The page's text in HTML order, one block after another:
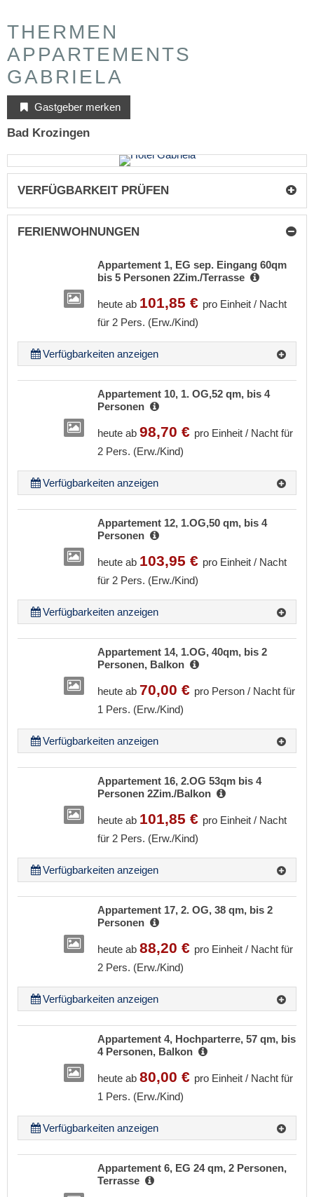
THERMEN
APPARTEMENTS
GABRIELA
Gastgeber merken
Bad Krozingen
VERFÜGBARKEIT PRÜFEN
FERIENWOHNUNGEN
Appartement 1, EG sep. Eingang 60qm
bis 5 Personen 2Zim./Terrasse
heute ab 101,85 € pro Einheit / Nacht
für 2 Pers. (Erw./Kind)
Verfügbarkeiten anzeigen
Appartement 10, 1. OG,52 qm, bis 4
Personen
heute ab 98,70 € pro Einheit / Nacht für
2 Pers. (Erw./Kind)
Verfügbarkeiten anzeigen
Appartement 12, 1.OG,50 qm, bis 4
Personen
heute ab 103,95 € pro Einheit / Nacht
für 2 Pers. (Erw./Kind)
Verfügbarkeiten anzeigen
Appartement 14, 1.OG, 40qm, bis 2
Personen, Balkon
heute ab 70,00 € pro Person / Nacht für
1 Pers. (Erw./Kind)
Verfügbarkeiten anzeigen
Appartement 16, 2.OG 53qm bis 4
Personen 2Zim./Balkon
heute ab 101,85 € pro Einheit / Nacht
für 2 Pers. (Erw./Kind)
Verfügbarkeiten anzeigen
Appartement 17, 2. OG, 38 qm, bis 2
Personen
heute ab 88,20 € pro Einheit / Nacht für
2 Pers. (Erw./Kind)
Verfügbarkeiten anzeigen
Appartement 4, Hochparterre, 57 qm, bis
4 Personen, Balkon
heute ab 80,00 € pro Einheit / Nacht für
1 Pers. (Erw./Kind)
Verfügbarkeiten anzeigen
Appartement 6, EG 24 qm, 2 Personen,
Terrasse